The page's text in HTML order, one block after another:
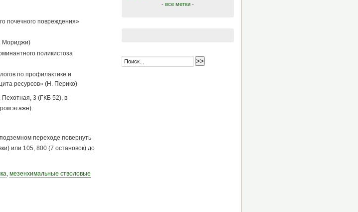
почечного повреждения»
Мориджи)
поликистоза
по профилактике и
ресурсов» (Н. Перико)
Пехотная, 3 (ГКБ 52), в
этаже).
переходе повернуть
или 105, 800 (7 остановок) до
мезенхимальные стволовые
- все метки-
>>